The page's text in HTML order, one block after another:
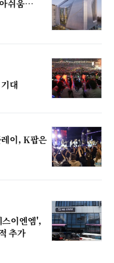
쉬움…
대
이, K팝은
스이엔엠',
추가